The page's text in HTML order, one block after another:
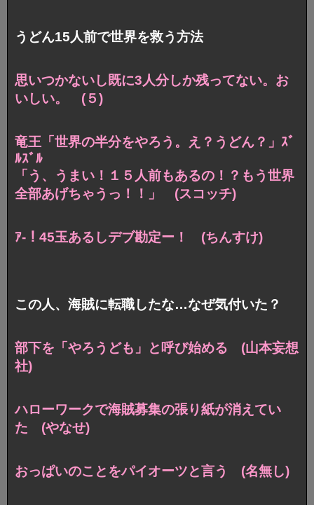
うどん15人前で世界を救う方法
思いつかないし既に3人分しか残ってない。お
いしい。 (５)
竜王「世界の半分をやろう。え？うどん？」ｽﾞ
ﾙｽﾞﾙ
「う、うまい！１５人前もあるの！？もう世界
全部あげちゃうっ！！」 (スコッチ)
ｱ-！45玉あるしデブ勘定ー！ (ちんすけ)
この人、海賊に転職したな…なぜ気付いた？
部下を「やろうども」と呼び始める (山本妄想
社)
ハローワークで海賊募集の張り紙が消えてい
た (やなせ)
おっぱいのことをパイオーツと言う (名無し)